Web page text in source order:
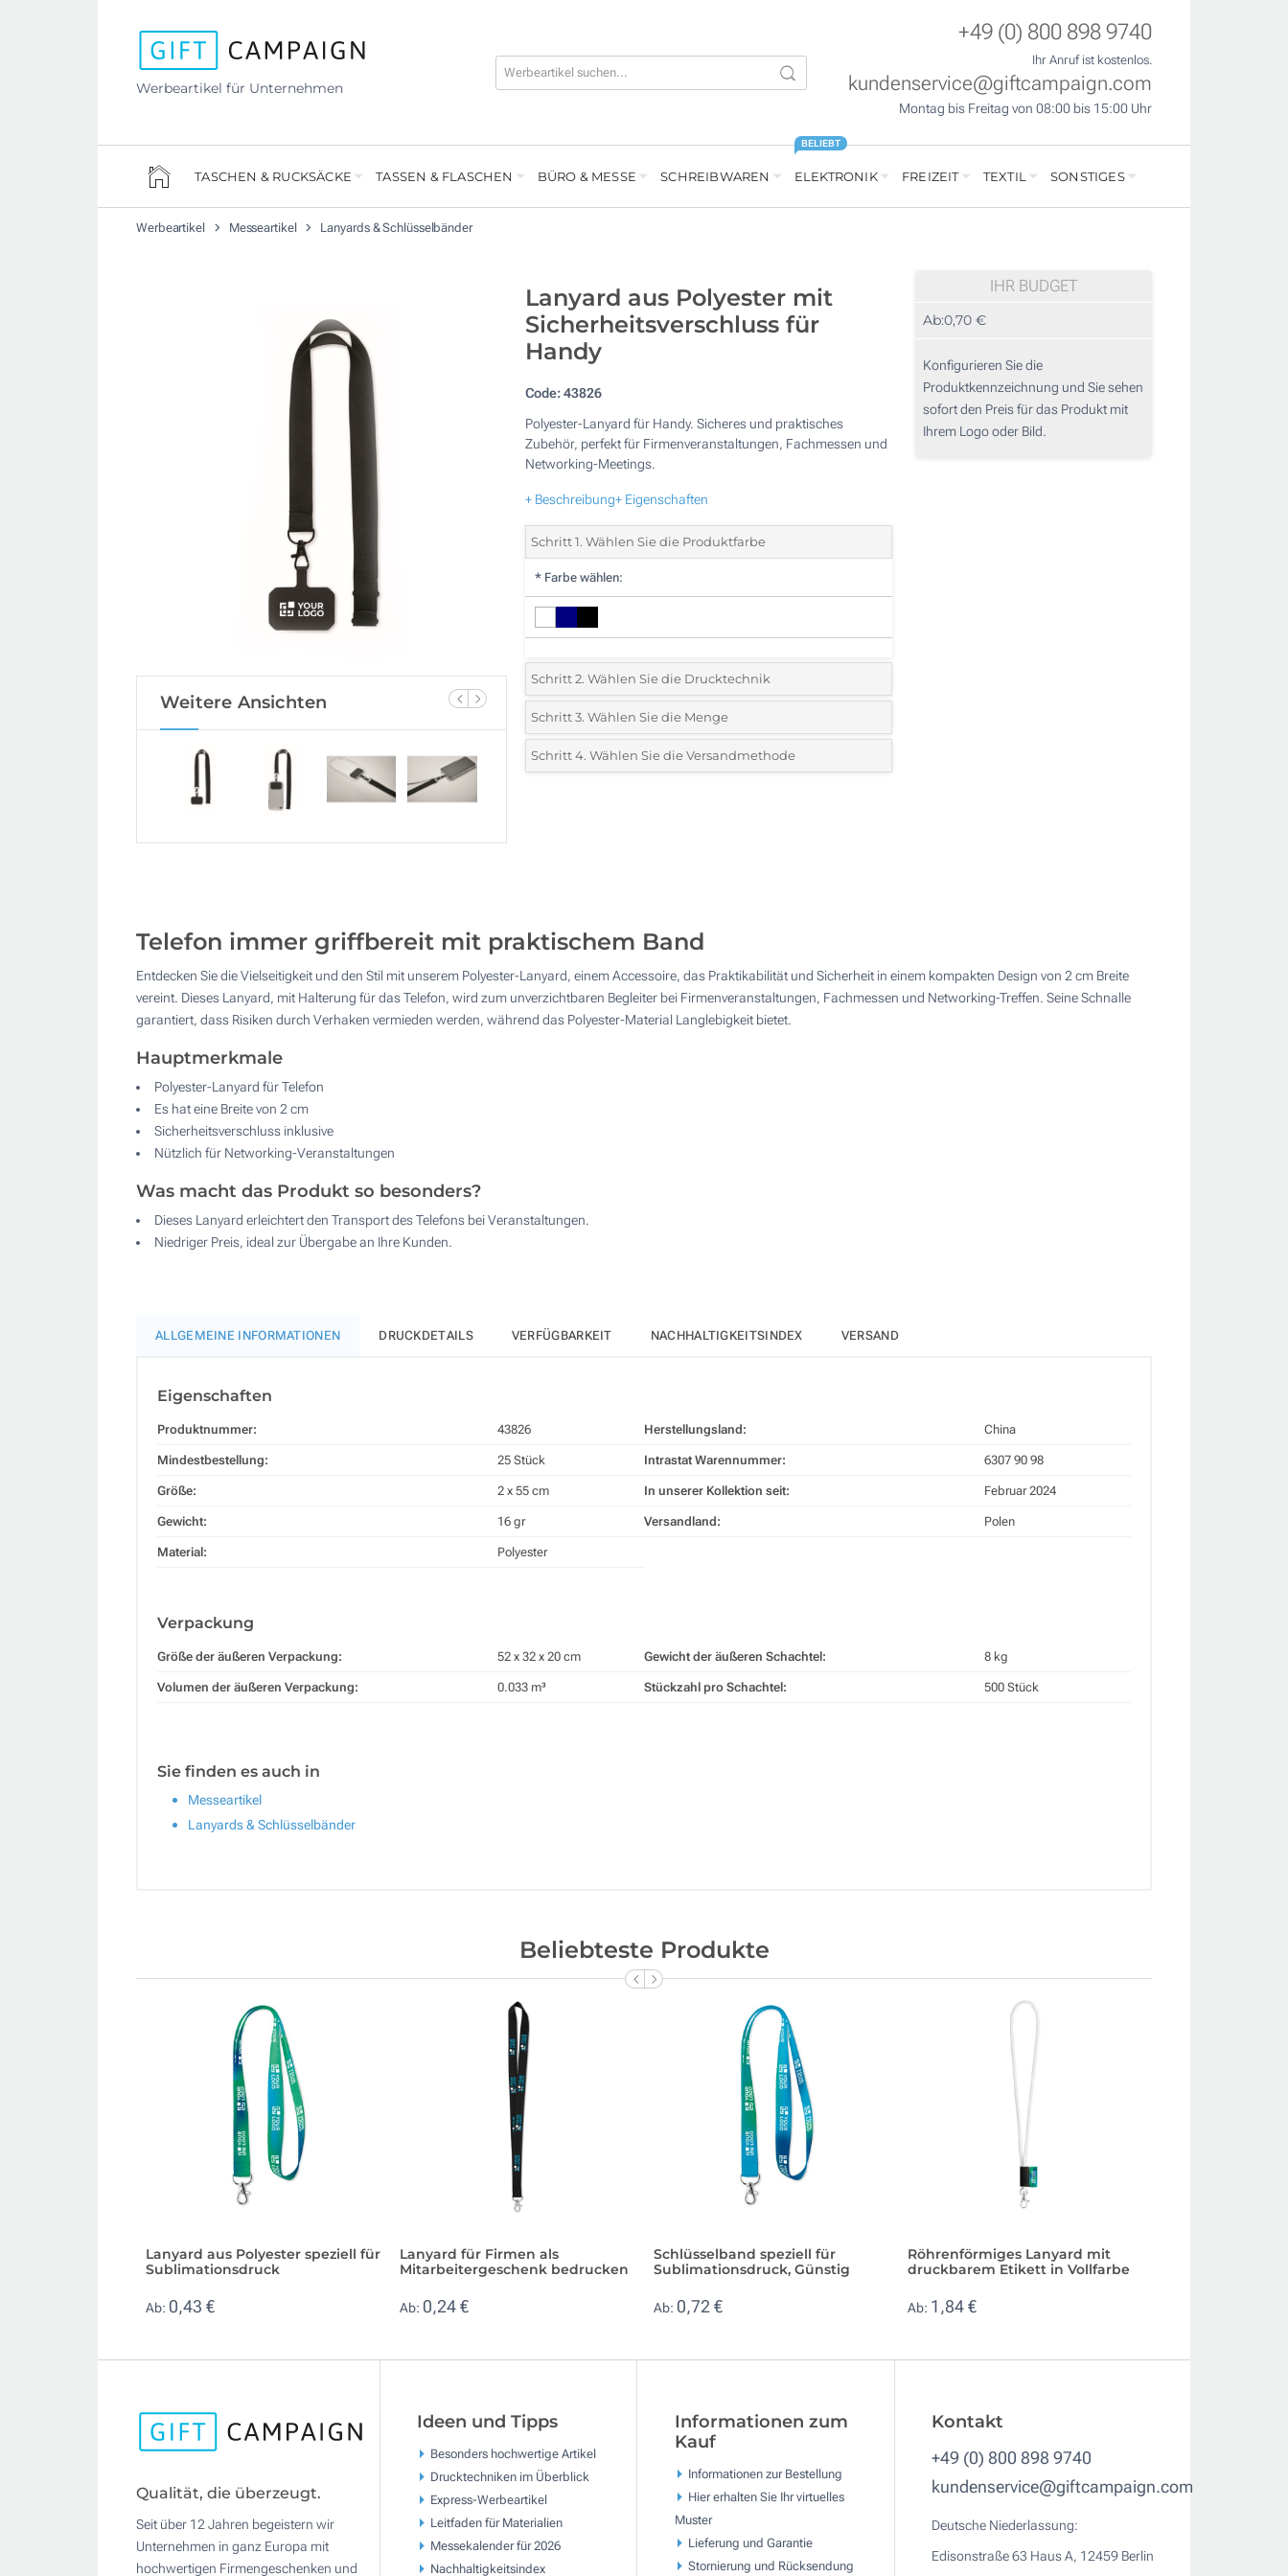
Werbeartikel für Unternehmen
+49 (0) 800 898 9740
Ihr Anruf ist kostenlos.
kundenservice@giftcampaign.com
Montag bis Freitag von 08:00 bis 15:00 Uhr
TASCHEN & RUCKSÄCKE TASSEN & FLASCHEN BÜRO & MESSE SCHREIBWAREN ELEKTRONIK
BELIEBT
FREIZEIT TEXTIL SONSTIGES
Werbeartikel Messeartikel Lanyards & Schlüsselbänder
Weitere Ansichten
Lanyard aus Polyester mit
Sicherheitsverschluss für
Handy
Code:43826
Polyester-Lanyard für Handy. Sicheres und praktisches
Zubehör, perfekt für Firmenveranstaltungen, Fachmessen und
Networking-Meetings.
+ Beschreibung+ Eigenschaften
Schritt 1. Wählen Sie die Produktfarbe
* Farbe wählen:
Schritt 2. Wählen Sie die Drucktechnik
*Wählen Sie die Druck- und Farbtechniken für Ihr Logo:
1 Farbig (Auf einer Seite)
1 Farbig (Auf dem Band)
Digitaler Transferdruck in Vollfarbe (Auf dem Band)
Ohne Werbedruck
Schritt 3. Wählen Sie die Menge
*Bitte wählen Sie Ihre gewünschte Menge
250
500
Andere Menge :
Schritt 4. Wählen Sie die Versandmethode
IHR BUDGET
Ab:0,70 €
Konfigurieren Sie die
Produktkennzeichnung und Sie sehen
sofort den Preis für das Produkt mit
Ihrem Logo oder Bild.
Telefon immer griffbereit mit praktischem Band
Entdecken Sie die Vielseitigkeit und den Stil mit unserem Polyester-Lanyard, einem Accessoire, das Praktikabilität und Sicherheit in einem kompakten Design von 2 cm Breite
vereint. Dieses Lanyard, mit Halterung für das Telefon, wird zum unverzichtbaren Begleiter bei Firmenveranstaltungen, Fachmessen und Networking-Treffen. Seine Schnalle
garantiert, dass Risiken durch Verhaken vermieden werden, während das Polyester-Material Langlebigkeit bietet.
Hauptmerkmale
Polyester-Lanyard für Telefon
Es hat eine Breite von 2 cm
Sicherheitsverschluss inklusive
Nützlich für Networking-Veranstaltungen
Was macht das Produkt so besonders?
Dieses Lanyard erleichtert den Transport des Telefons bei Veranstaltungen.
Niedriger Preis, ideal zur Übergabe an Ihre Kunden.
ALLGEMEINE INFORMATIONEN DRUCKDETAILS VERFÜGBARKEIT NACHHALTIGKEITSINDEX VERSAND
Eigenschaften
Produktnummer: 43826
Mindestbestellung: 25 Stück
Größe: 2 x 55 cm
Gewicht: 16 gr
Material: Polyester
Herstellungsland: China
Intrastat Warennummer: 6307 90 98
In unserer Kollektion seit: Februar 2024
Versandland: Polen
Verpackung
Größe der äußeren Verpackung: 52 x 32 x 20 cm
Volumen der äußeren Verpackung: 0.033 m³
Gewicht der äußeren Schachtel: 8 kg
Stückzahl pro Schachtel: 500 Stück
Sie finden es auch in
Messeartikel
Lanyards & Schlüsselbänder
Beliebteste Produkte
Lanyard aus Polyester speziell für
Sublimationsdruck
Ab: 0,43 €
Lanyard für Firmen als
Mitarbeitergeschenk bedrucken
Ab: 0,24 €
Schlüsselband speziell für
Sublimationsdruck, Günstig
Ab: 0,72 €
Röhrenförmiges Lanyard mit
druckbarem Etikett in Vollfarbe
Ab: 1,84 €
Qualität, die überzeugt.
Seit über 12 Jahren begeistern wir
Unternehmen in ganz Europa mit
hochwertigen Firmengeschenken und
Ideen und Tipps
Besonders hochwertige Artikel
Drucktechniken im Überblick
Express-Werbeartikel
Leitfaden für Materialien
Messekalender für 2026
Nachhaltigkeitsindex
Informationen zum
Kauf
Informationen zur Bestellung
Hier erhalten Sie Ihr virtuelles
Muster
Lieferung und Garantie
Stornierung und Rücksendung
Kontakt
+49 (0) 800 898 9740
kundenservice@giftcampaign.com
Deutsche Niederlassung:
Edisonstraße 63 Haus A, 12459 Berlin